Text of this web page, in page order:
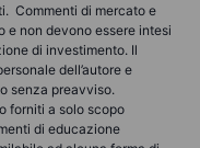
Commenti di mercato e
e non devono essere intesi
di investimento. Il
dell’autore e
senza preavviso.
forniti a solo scopo
di educazione